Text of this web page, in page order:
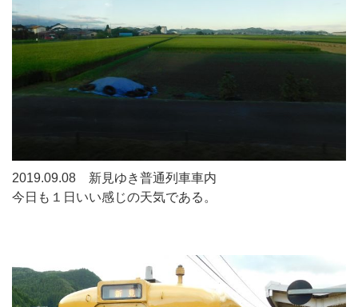
2019.09.08 新見ゆき普通列車車内
今日も１日いい感じの天気である。